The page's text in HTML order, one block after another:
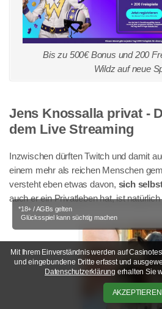
Bis zu 500€ Bonus und 200
Wildz auf neue
Jens Knossalla privat -
dem Live Streaming
Inzwischen dürften Twitch und damit
einem mehr als reichen Menschen
versteht eben etwas davon, sich
auch er ein Privatleben hat, ist natürlich
*18+ / AGBs gelten
Glücksspiel kann süchtig machen
Mit Ihrem Einverständnis werden auf
und eingebundene Dritte erfasst und
Datenschutzerklärung erhalten Sie
AKZEPTIEREN